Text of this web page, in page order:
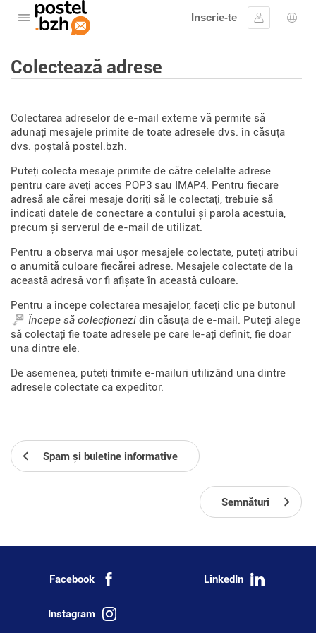
Deschide meniul
Inscrie-te
Conectare
Colectează adrese
Colectarea adreselor de e-mail externe vă permite să
adunați mesajele primite de toate adresele dvs. în căsuța
dvs. poștală postel.bzh.
Puteți colecta mesaje primite de către celelalte adrese
pentru care aveți acces POP3 sau IMAP4. Pentru fiecare
adresă ale cărei mesaje doriți să le colectați, trebuie să
indicați datele de conectare a contului și parola acestuia,
precum și serverul de e-mail de utilizat.
Pentru a observa mai ușor mesajele colectate, puteți atribui
o anumită culoare fiecărei adrese. Mesajele colectate de la
această adresă vor fi afișate în această culoare.
Pentru a începe colectarea mesajelor, faceți clic pe butonul
Începe să colecționezi din căsuța de e-mail. Puteți alege
să colectați fie toate adresele pe care le-ați definit, fie doar
una dintre ele.
De asemenea, puteți trimite e-mailuri utilizând una dintre
adresele colectate ca expeditor.
Spam și buletine informative
Semnături
Facebook LinkedIn
Instagram